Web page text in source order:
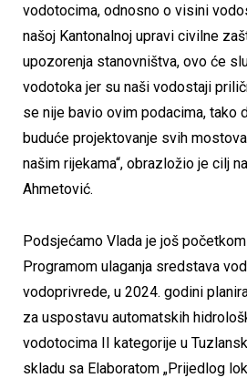
vodotocima, odnosno o visini
našoj Kantonalnoj upravi civilne
upozorenja stanovništva, ovo će
vodotoka jer su naši vodostaji
se nije bavio ovim podacima, tako
buduće projektovanje svih
našim rijekama“, obrazložio je cilj
Ahmetović.
Podsjećamo Vlada je još
Programom ulaganja sredstava
vodoprivrede, u 2024. godini
za uspostavu automatskih
vodotocima II kategorije u
skladu sa Elaboratom „Prijedlog